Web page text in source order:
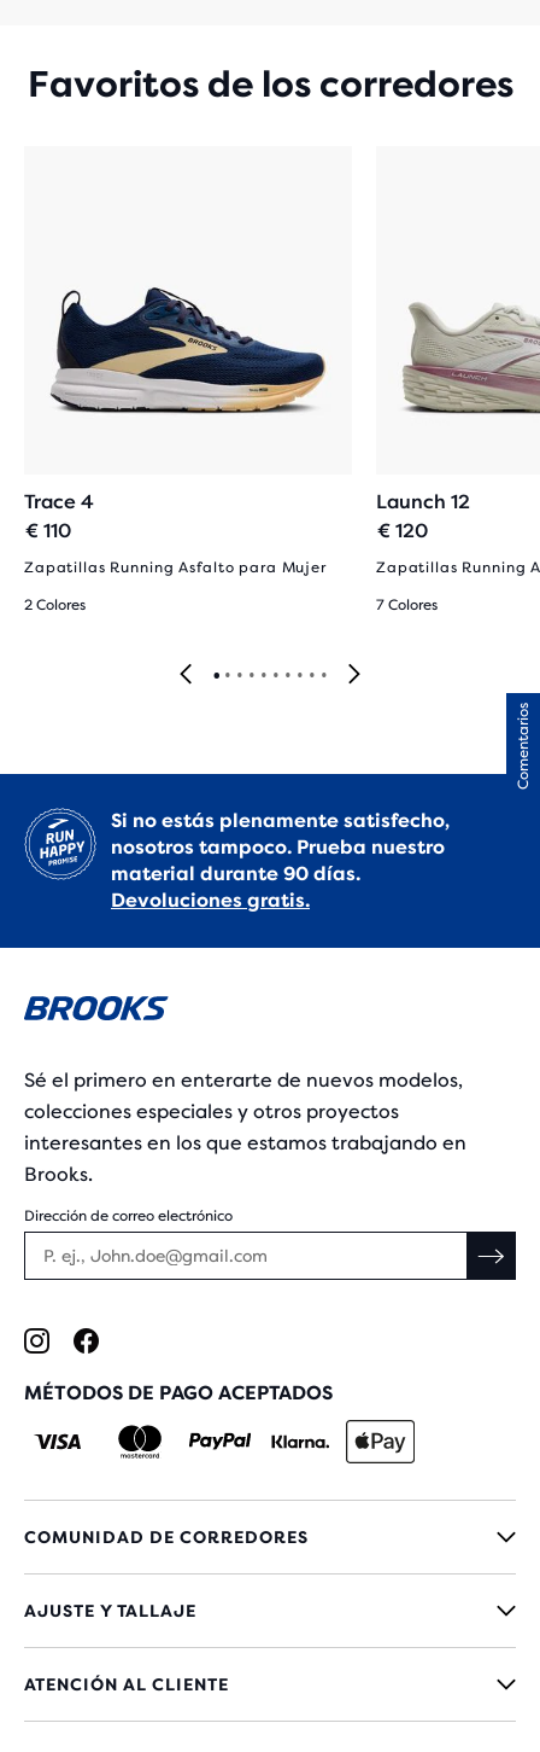
Favoritos de los corredores
Trace 4
€ 110
Zapatillas Running Asfalto para Mujer
2 Colores
Launch 12
€ 120
Zapatillas Running
7 Colores
Si no estás plenamente satisfecho,
nosotros tampoco. Prueba nuestro
material durante 90 días.
Devoluciones gratis.
Sé el primero en enterarte de nuevos modelos,
colecciones especiales y otros proyectos
interesantes en los que estamos trabajando en
Brooks.
Dirección de correo electrónico
MÉTODOS DE PAGO ACEPTADOS
COMUNIDAD DE CORREDORES
AJUSTE Y TALLAJE
ATENCIÓN AL CLIENTE
Comentarios